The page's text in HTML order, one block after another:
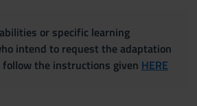
or specific learning
intend to request the adaptation
the instructions given HERE